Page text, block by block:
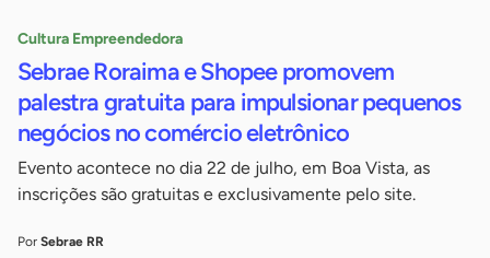
Cultura Empreendedora
Sebrae Roraima e Shopee promovem
palestra gratuita para impulsionar pequenos
negócios no comércio eletrônico
Evento acontece no dia 22 de julho, em Boa Vista, as
inscrições são gratuitas e exclusivamente pelo site.
Por Sebrae RR